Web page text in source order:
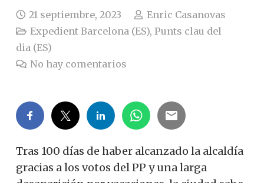
21 septiembre, 2023
Enric Casanovas
Expedient Barcelona (ES),Punts clau del
dia (ES)
No hay comentarios
Tras 100 días de haber alcanzado la alcaldía
gracias a los votos del PP y una larga